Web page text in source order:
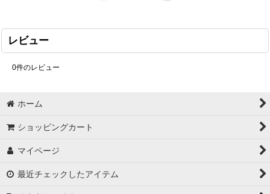
レビュー
0件のレビュー
ホーム
ショッピングカート
マイページ
最近チェックしたアイテム